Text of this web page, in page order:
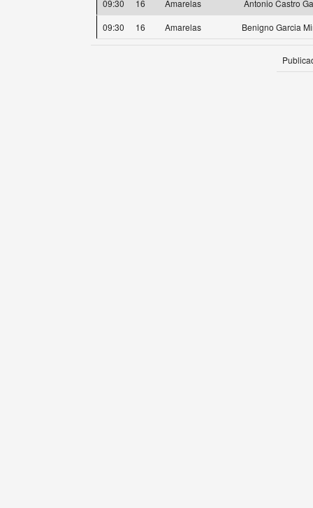
09:30 16 Amarelas
Antonio Castro
09:30
16 Amarelas Benigno Garcia